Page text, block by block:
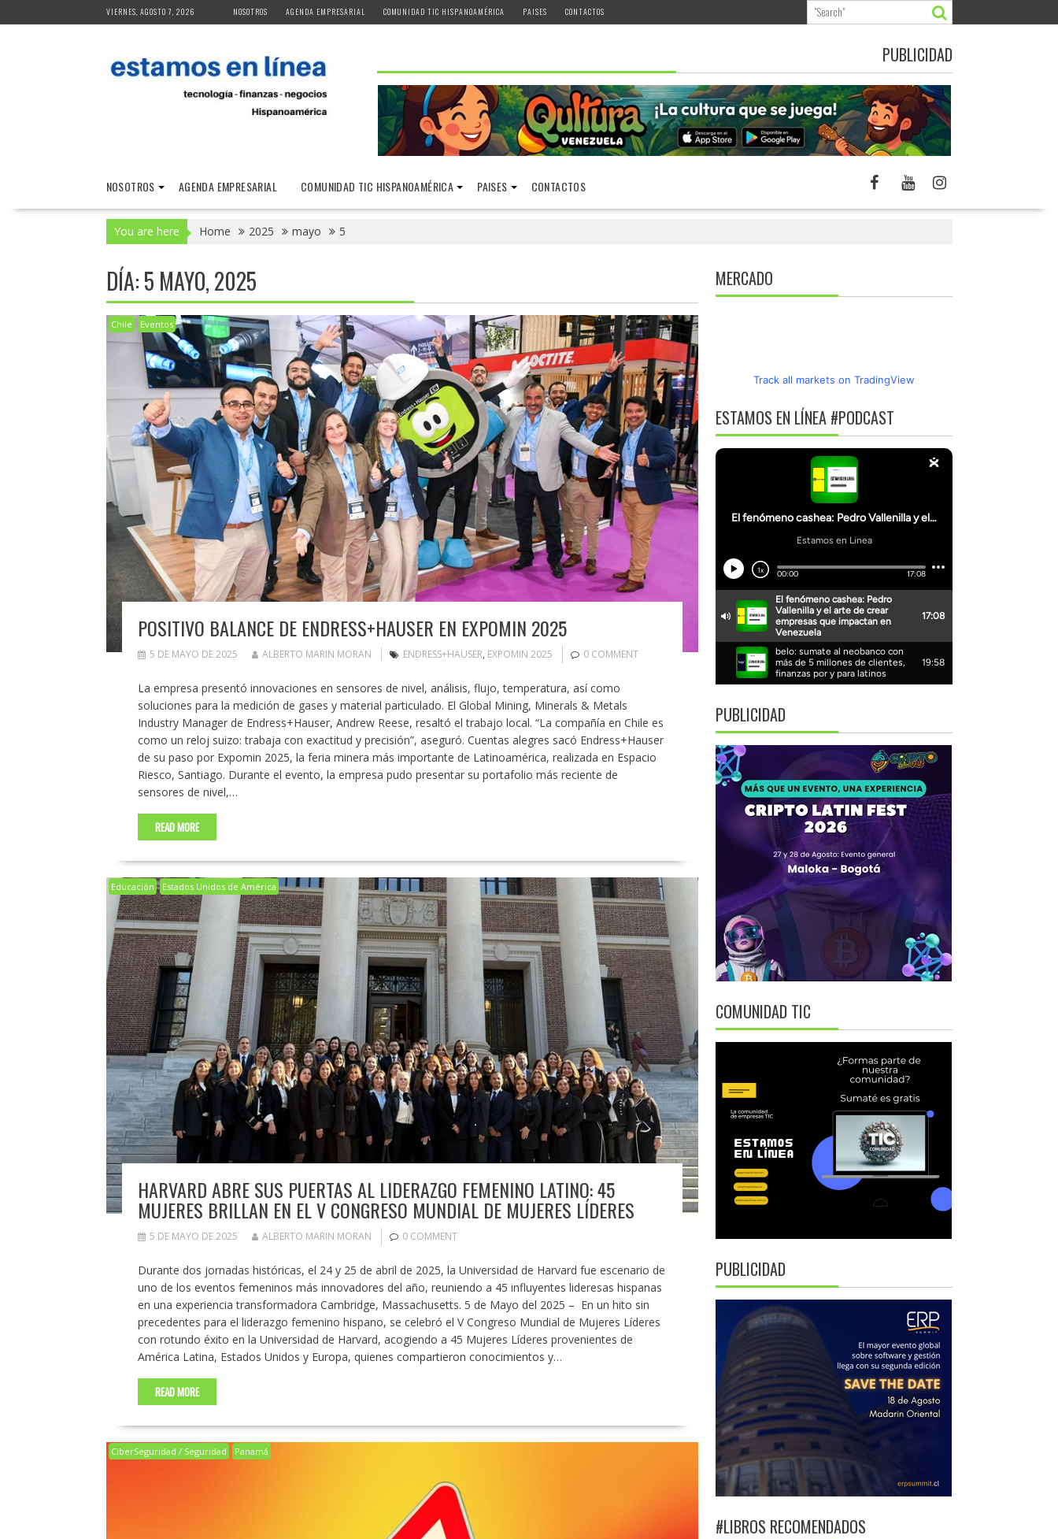
to
VIERNES, AGOSTO 7, 2026 NOSOTROS AGENDA EMPRESARIAL COMUNIDAD TIC HISPANOAMÉRICA PAISES CONTACTOS
PUBLICIDAD
NOSOTROS AGENDA EMPRESARIAL COMUNIDAD TIC HISPANOAMÉRICA PAISES CONTACTOS
You are here Home 2025 mayo 5
DÍA:5 MAYO, 2025
Chile Eventos
POSITIVO BALANCE DE ENDRESS+HAUSER EN EXPOMIN 2025
5 DE MAYO DE 2025 ALBERTO MARIN MORAN ENDRESS+HAUSER, EXPOMIN 2025 0 COMMENT
La empresa presentó innovaciones en sensores de nivel, análisis, flujo, temperatura, así como
soluciones para la medición de gases y material particulado. El Global Mining, Minerals & Metals
Industry Manager de Endress+Hauser, Andrew Reese, resaltó el trabajo local. “La compañía en Chile es
como un reloj suizo: trabaja con exactitud y precisión”, aseguró. Cuentas alegres sacó Endress+Hauser
de su paso por Expomin 2025, la feria minera más importante de Latinoamérica, realizada en Espacio
Riesco, Santiago. Durante el evento, la empresa pudo presentar su portafolio más reciente de
sensores de nivel,…
READ MORE
Educación Estados Unidos de América
HARVARD ABRE SUS PUERTAS AL LIDERAZGO FEMENINO LATINO: 45
MUJERES BRILLAN EN EL V CONGRESO MUNDIAL DE MUJERES LÍDERES
5 DE MAYO DE 2025 ALBERTO MARIN MORAN 0 COMMENT
Durante dos jornadas históricas, el 24 y 25 de abril de 2025, la Universidad de Harvard fue escenario de
uno de los eventos femeninos más innovadores del año, reuniendo a 45 influyentes lideresas hispanas
en una experiencia transformadora Cambridge, Massachusetts. 5 de Mayo del 2025 – En un hito sin
precedentes para el liderazgo femenino hispano, se celebró el V Congreso Mundial de Mujeres Líderes
con rotundo éxito en la Universidad de Harvard, acogiendo a 45 Mujeres Líderes provenientes de
América Latina, Estados Unidos y Europa, quienes compartieron conocimientos y…
READ MORE
CiberSeguridad / Seguridad Panamá
MERCADO
Track all markets on TradingView
ESTAMOS EN LÍNEA #PODCAST
PUBLICIDAD
COMUNIDAD TIC
PUBLICIDAD
#LIBROS RECOMENDADOS